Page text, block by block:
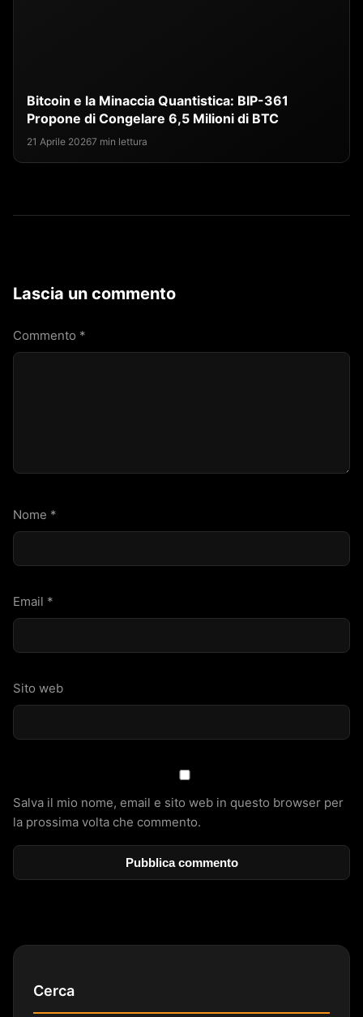
Bitcoin e la Minaccia Quantistica: BIP-361
Propone di Congelare 6,5 Milioni di BTC
21 Aprile 20267 min lettura
Lascia un commento
Commento *
Nome *
Email *
Sito web
Salva il mio nome, email e sito web in questo browser per
la prossima volta che commento.
Cerca